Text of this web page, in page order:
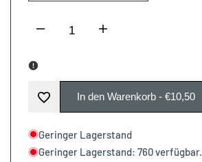
I18n
Error:
Missing
value
I18n
Missing
value
In den Warenkorb - €10,50
Wunschliste
Geringer Lagerstand
Geringer Lagerstand: 760verfügbar.